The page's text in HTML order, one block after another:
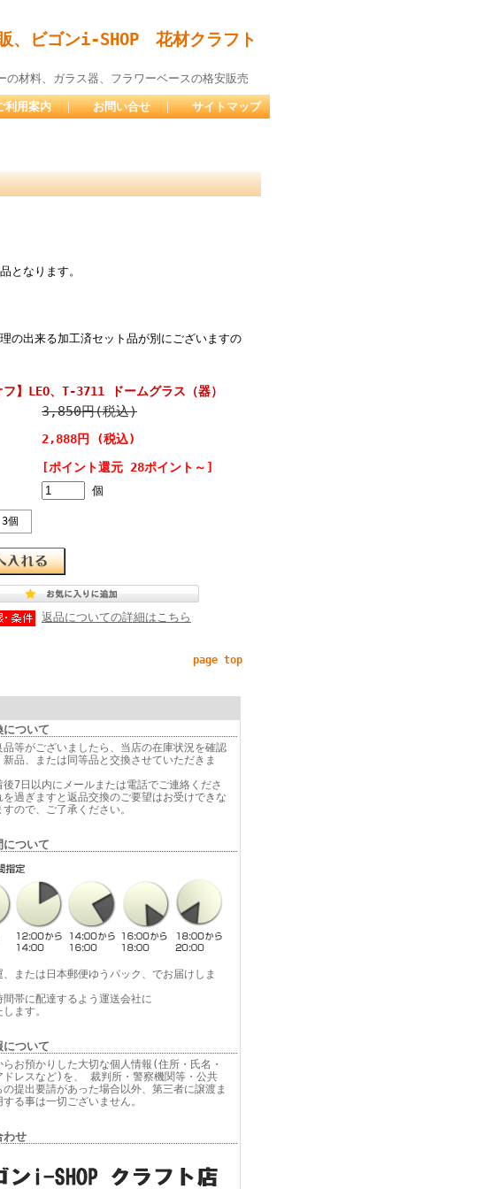
、ビゴンi-SHOP 花材クラフト
の材料、ガラス器、フラワーベースの格安販売
利用案内 ｜ お問い合せ ｜ サイトマップ
となります。
の出来る加工済セット品が別にございますの
フ】LEO、T-3711 ドームグラス（器）
3,850円(税込)
2,888円 (税込)
[ポイント還元 28ポイント～]
個
3個
返品についての詳細はこちら
page top
ついて
品等がございましたら、当店の在庫状況を確認
新品、または同等品と交換させていただきま
後7日以内にメールまたは電話でご連絡くださ
を過ぎますと返品交換のご要望はお受けできな
すので、ご了承ください。
ついて
、または日本郵便ゆうパック、でお届けしま
間帯に配達するよう運送会社に
ます。
ついて
らお預かりした大切な個人情報(住所・氏名・
ドレスなど)を、 裁判所・警察機関等・公共
の提出要請があった場合以外、第三者に譲渡ま
する事は一切ございません。
わせ